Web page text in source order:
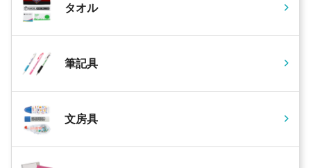
タオル
筆記具
文房具